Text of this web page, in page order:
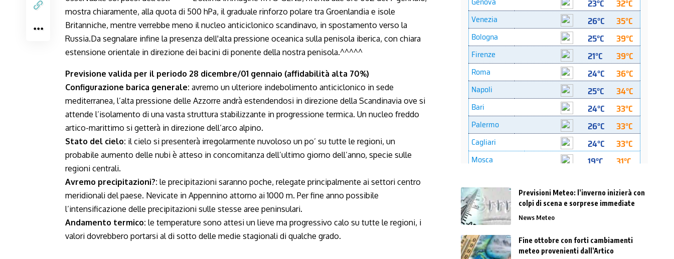
Previsione valida per il periodo 28 dicembre/01 gennaio (affidabilità alta 70%)
Configurazione barica generale: avremo un ulteriore indebolimento anticiclonico in sede
mediterranea, l’alta pressione delle Azzorre andrà estendendosi in direzione della Scandinavia ove si
attende l’isolamento di una vasta struttura stabilizzante in progressione termica. Un nucleo freddo
artico-marittimo si getterà in direzione dell’arco alpino.
Stato del cielo: il cielo si presenterà irregolarmente nuvoloso un po’ su tutte le regioni, un
probabile aumento delle nubi è atteso in concomitanza dell’ultimo giorno dell’anno, specie sulle
regioni centrali.
Avremo precipitazioni?: le precipitazioni saranno poche, relegate principalmente ai settori centro
meridionali del paese. Nevicate in Appennino attorno ai 1000 m. Per fine anno possibile
l’intensificazione delle precipitazioni sulle stesse aree peninsulari.
Andamento termico: le temperature sono attesi un lieve ma progressivo calo su tutte le regioni, i
valori dovrebbero portarsi al di sotto delle medie stagionali di qualche grado.
Previsioni Meteo: l’inverno inizierà con
colpi di scena e sorprese immediate
News Meteo
Fine ottobre con forti cambiamenti
meteo provenienti dall’Artico